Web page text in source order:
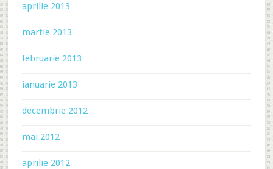
aprilie 2013
martie 2013
februarie 2013
ianuarie 2013
decembrie 2012
mai 2012
aprilie 2012